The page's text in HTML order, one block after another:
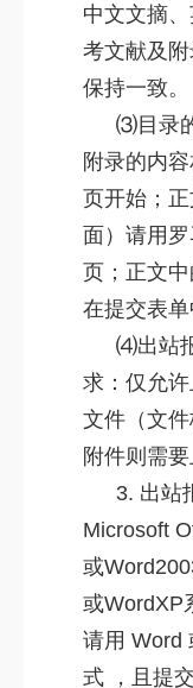
中文文摘
考文献及
保持一致。
⑶目录
附录的内
页开始；
面）请用
页；正文
在提交表单
⑷出站
求：仅允
文件（文
附件则需要
3. 出站
Microsoft
或
或WordXP
请用 Word
式 ，且提